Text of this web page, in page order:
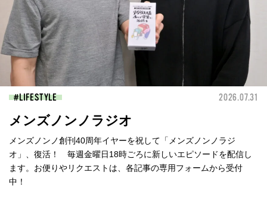
LIFESTYLE 2026.07.31
メンズノンノラジオ
メンズノンノ創刊40周年イヤーを祝して「メンズノンノラジ
オ」、復活！ 毎週金曜日18時ごろに新しいエピソードを配信し
ます。お便りやリクエストは、各記事の専用フォームから受付
中！